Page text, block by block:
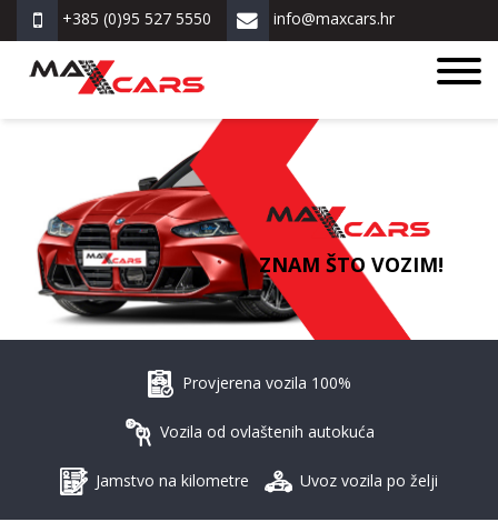
+385 (0)95 527 5550 info@maxcars.hr
ZNAM ŠTO VOZIM!
Provjerena vozila 100%
Vozila od ovlaštenih autokuća
Jamstvo na kilometre Uvoz vozila po želji